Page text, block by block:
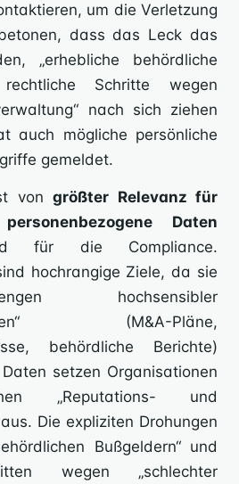
um die Verletzung
dass das Leck das
„erhebliche behördliche
Schritte wegen
nach sich ziehen
auch mögliche persönliche
gemeldet.
von größter Relevanz für
Daten
für die Compliance.
hochrangige Ziele, da sie
hochsensibler
(M&A-Pläne,
behördliche Berichte)
setzen Organisationen
„Reputations- und
Die expliziten Drohungen
Bußgeldern“ und
wegen „schlechter